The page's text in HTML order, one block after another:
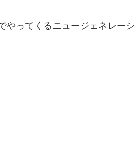
やってくるニュージェネレーシ